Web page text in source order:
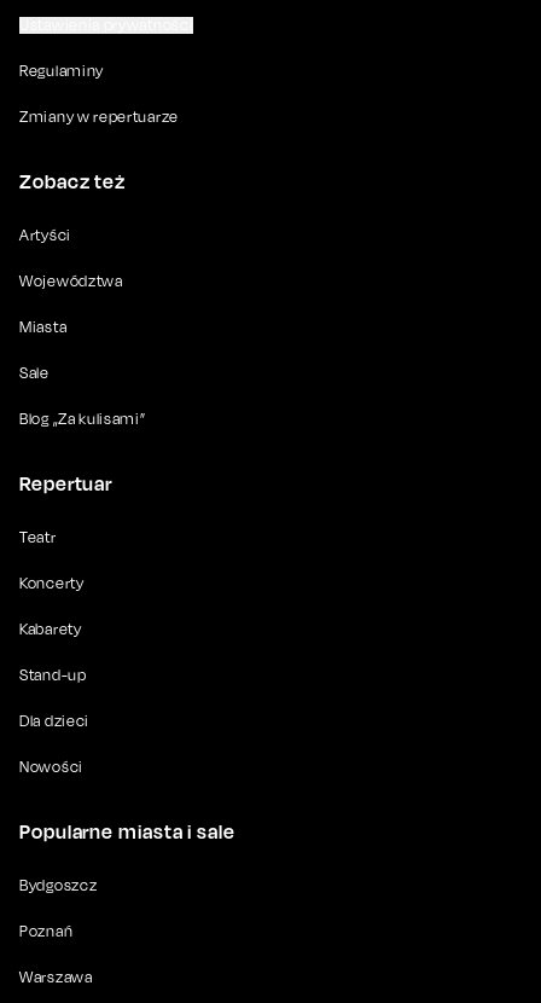
Regulaminy
Zmiany w repertuarze
Zobacz też
Artyści
Województwa
Miasta
Sale
Blog „Za kulisami”
Repertuar
Teatr
Koncerty
Kabarety
Stand-up
Dla dzieci
Nowości
Popularne miasta i sale
Bydgoszcz
Poznań
Warszawa